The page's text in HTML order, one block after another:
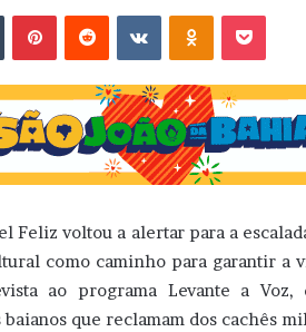
VK OK
Feliz voltou a alertar para a
como caminho para garantir a
ao programa Levante a
que reclamam dos cachês